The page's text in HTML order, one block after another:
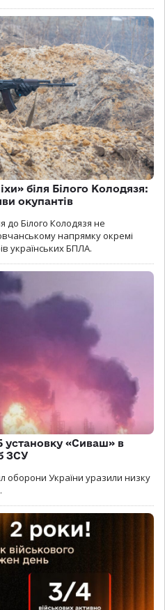
біля Білого Колодязя:
окупантів
до Білого Колодязя не
напрямку окремі
українських БПЛА.
«Сиваш» в
ЗСУ
оборони України уразили низку